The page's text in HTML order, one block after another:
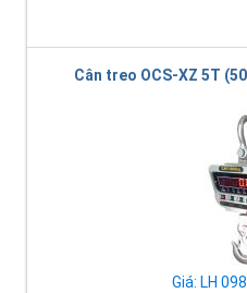
Cân treo OCS-XZ 5T
Giá: LH